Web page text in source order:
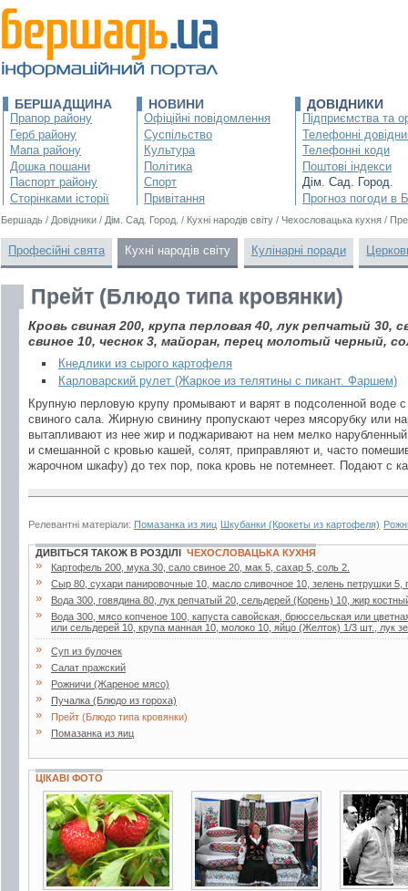
БЕРШАДЩИНА
Прапор району
Герб району
Мапа району
Дошка пошани
Паспорт району
Сторінками історії
НОВИНИ
Офіційні повідомлення
Суспільство
Культура
Політика
Спорт
Привітання
ДОВІДНИКИ
Підприємства та
Телефонні
Телефонні коди
Поштові індекси
Дім. Сад. Город.
Прогноз погоди в
Бершадь / Довідники / Дім. Сад. Город. / Кухні народів світу / Чехословацька кухня /
Професійні свята Кухні народів світу Кулінарні поради
Прейт (Блюдо типа кровянки)
Кровь свиная 200, крупа перловая 40, лук репчатый 30,
свиное 10, чеснок 3, майоран, перец молотый черный,
Кнедлики из сырого картофеля
Карловарский рулет (Жаркое из телятины с пикант. Фаршем)
Крупную перловую крупу промывают и варят в подсоленной воде с
свиного сала. Жирную свинину пропускают через мясорубку или
вытапливают из нее жир и поджаривают на нем мелко
и смешанной с кровью кашей, солят, приправляют и, часто
жарочном шкафу) до тех пор, пока кровь не потемнеет. Подают с
Релевантні матеріали: Помазанка из яиц Шкубанки (Крокеты из картофеля)
ДИВІТЬСЯ ТАКОЖ В РОЗДІЛІ ЧЕХОСЛОВАЦЬКА КУХНЯ
» Картофель 200, мука 30, сало свиное 20, мак 5, сахар 5, соль 2.
» Сыр 80, сухари панировочные 10, масло сливочное 10, зелень петрушки 5,
» Вода 300, говядина 80, лук репчатый 20, сельдерей (Корень) 10, жир
»
Вода 300, мясо копченое 100, капуста савойская, брюссельская или
или сельдерей 10, крупа манная 10, молоко 10, яйцо (Желток) 1/3 шт., лук
» Суп из булочек
» Салат пражский
» Рожничи (Жареное мясо)
» Пучалка (Блюдо из гороха)
» Прейт (Блюдо типа кровянки)
» Помазанка из яиц
ЦІКАВІ ФОТО
7 фото 14 фото 6 фото